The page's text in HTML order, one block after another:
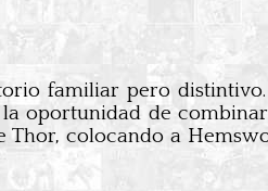
familiar pero
oportunidad de
Thor, colocando a